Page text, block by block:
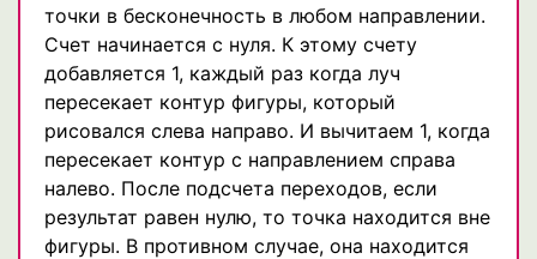
точки в бесконечность в любом направлении.
Счет начинается с нуля. К этому счету
добавляется 1, каждый раз когда луч
пересекает контур фигуры, который
рисовался слева направо. И вычитаем 1, когда
пересекает контур с направлением справа
налево. После подсчета переходов, если
результат равен нулю, то точка находится вне
фигуры. В противном случае, она находится